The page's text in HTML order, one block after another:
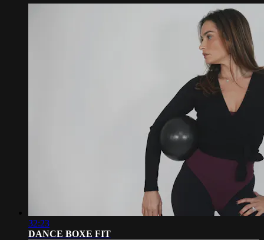
32:23
DANCE BOXE FIT